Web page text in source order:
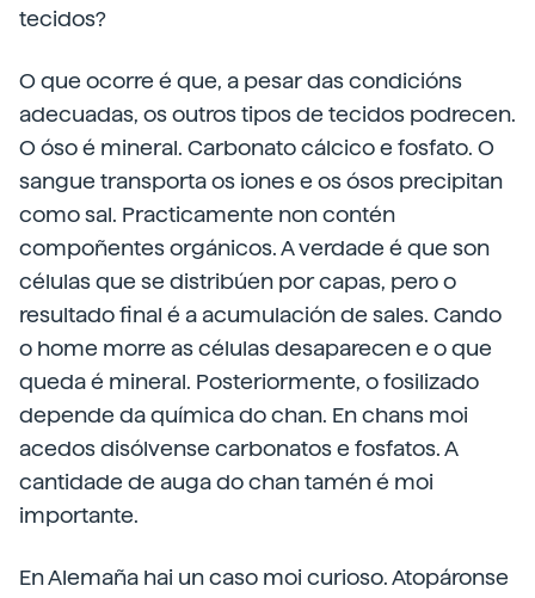
tecidos?
O que ocorre é que, a pesar das condicións
adecuadas, os outros tipos de tecidos podrecen.
O óso é mineral. Carbonato cálcico e fosfato. O
sangue transporta os iones e os ósos precipitan
como sal. Practicamente non contén
compoñentes orgánicos. A verdade é que son
células que se distribúen por capas, pero o
resultado final é a acumulación de sales. Cando
o home morre as células desaparecen e o que
queda é mineral. Posteriormente, o fosilizado
depende da química do chan. En chans moi
acedos disólvense carbonatos e fosfatos. A
cantidade de auga do chan tamén é moi
importante.
En Alemaña hai un caso moi curioso. Atopáronse